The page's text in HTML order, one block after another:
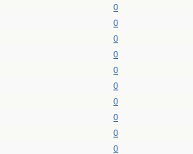
0
0
0
0
0
0
0
0
0
0